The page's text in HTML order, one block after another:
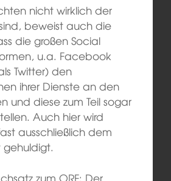
nicht wirklich der
beweist auch die
die großen Social
u.a. Facebook
Twitter) den
ihrer Dienste an den
und diese zum Teil sogar
Auch hier wird
ausschließlich dem
zum ORF: Der